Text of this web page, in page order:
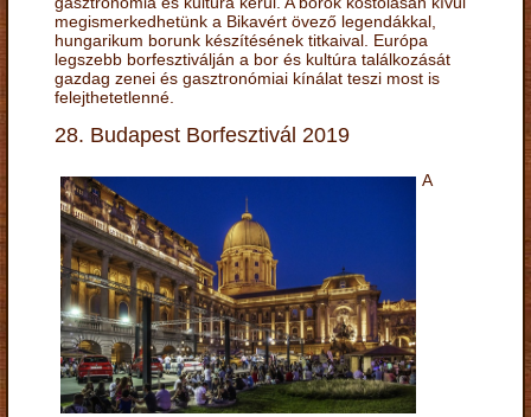
megismerkedhetünk a Bikavért övező legendákkal,
hungarikum borunk készítésének titkaival. Európa
legszebb borfesztiválján a bor és kultúra találkozását
gazdag zenei és gasztronómiai kínálat teszi most is
felejthetetlenné.
28. Budapest Borfesztivál 2019
A